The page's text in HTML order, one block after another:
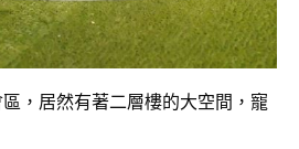
，居然有著二層樓的大空間，寵